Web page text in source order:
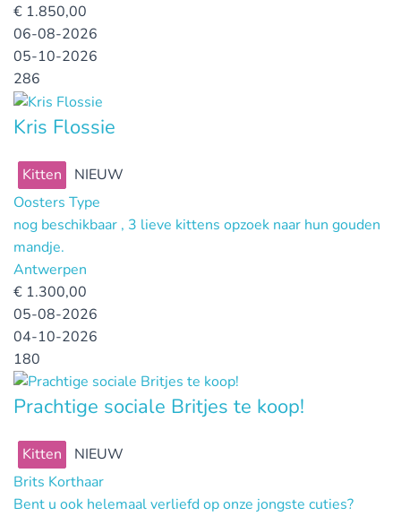
€ 1.850,00
06-08-2026
05-10-2026
286
Kris Flossie
Kitten
NIEUW
Oosters Type
nog beschikbaar , 3 lieve kittens opzoek naar hun gouden
mandje.
Antwerpen
€ 1.300,00
05-08-2026
04-10-2026
180
Prachtige sociale Britjes te koop!
Kitten
NIEUW
Brits Korthaar
Bent u ook helemaal verliefd op onze jongste cuties?